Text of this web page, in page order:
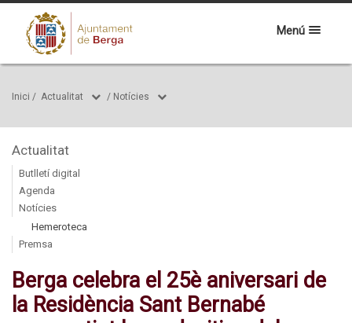
Menú
Inici / Actualitat / Notícies
Actualitat
Butlletí digital
Agenda
Notícies
Hemeroteca
Premsa
Berga celebra el 25è aniversari de
la Residència Sant Bernabé